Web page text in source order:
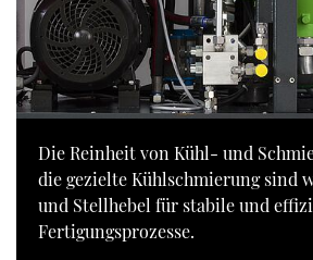
Die Reinheit von Kühl- und
die gezielte Kühlschmierung sind
und Stellhebel für stabile und
Fertigungsprozesse.